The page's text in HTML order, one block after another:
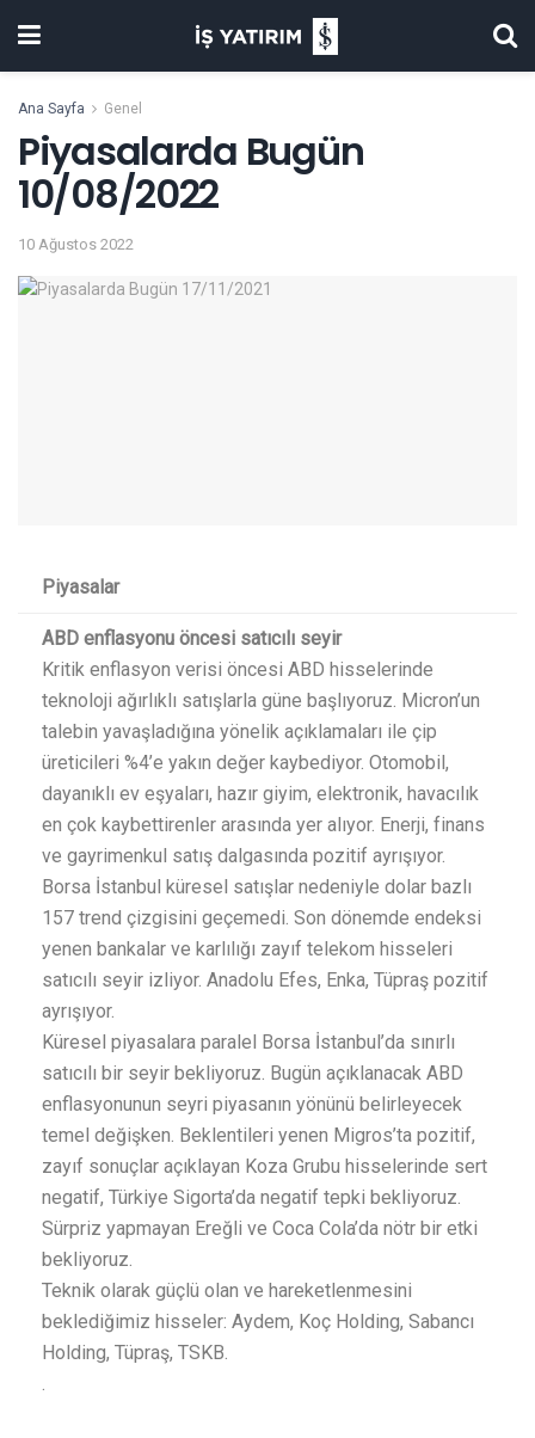
Ana Sayfa Genel
Piyasalarda Bugün
10/08/2022
10 Ağustos 2022
Piyasalar
ABD enflasyonu öncesi satıcılı seyir
Kritik enflasyon verisi öncesi ABD hisselerinde
teknoloji ağırlıklı satışlarla güne başlıyoruz. Micron’un
talebin yavaşladığına yönelik açıklamaları ile çip
üreticileri %4’e yakın değer kaybediyor. Otomobil,
dayanıklı ev eşyaları, hazır giyim, elektronik, havacılık
en çok kaybettirenler arasında yer alıyor. Enerji, finans
ve gayrimenkul satış dalgasında pozitif ayrışıyor.
Borsa İstanbul küresel satışlar nedeniyle dolar bazlı
157 trend çizgisini geçemedi. Son dönemde endeksi
yenen bankalar ve karlılığı zayıf telekom hisseleri
satıcılı seyir izliyor. Anadolu Efes, Enka, Tüpraş pozitif
ayrışıyor.
Küresel piyasalara paralel Borsa İstanbul’da sınırlı
satıcılı bir seyir bekliyoruz. Bugün açıklanacak ABD
enflasyonunun seyri piyasanın yönünü belirleyecek
temel değişken. Beklentileri yenen Migros’ta pozitif,
zayıf sonuçlar açıklayan Koza Grubu hisselerinde sert
negatif, Türkiye Sigorta’da negatif tepki bekliyoruz.
Sürpriz yapmayan Ereğli ve Coca Cola’da nötr bir etki
bekliyoruz.
Teknik olarak güçlü olan ve hareketlenmesini
beklediğimiz hisseler: Aydem, Koç Holding, Sabancı
Holding, Tüpraş, TSKB.